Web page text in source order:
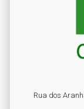
Rua dos